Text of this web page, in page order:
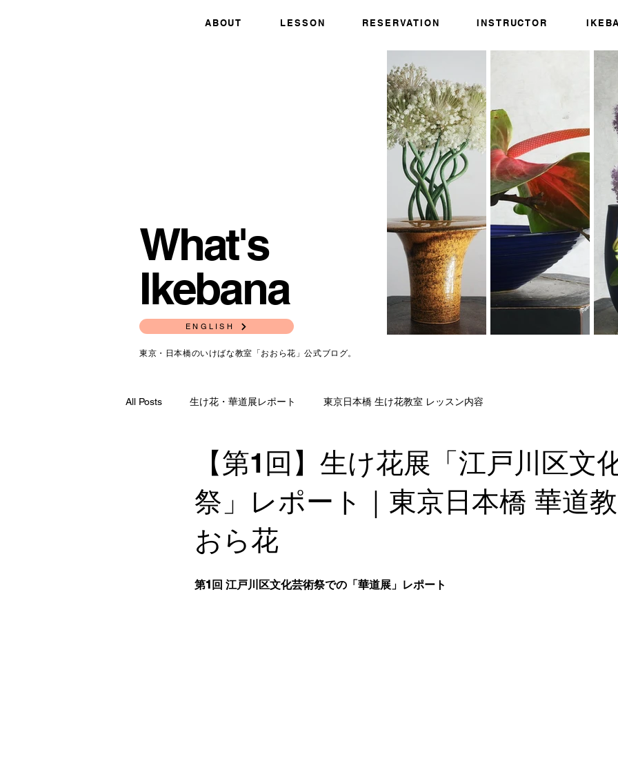
ABOUT LESSON RESERVATION INSTRUCTOR
What's
Ikebana
ENGLISH
東京・日本橋のいけばな教室「おおら花」公式ブログ。
All Posts 生け花・華道展レポート 東京日本橋 生け花教室 レッスン内容
【第1回】生け花展「江戸川区文
祭」レポート｜東京日本橋 華道
おら花
第1回 江戸川区文化芸術祭での「華道展」レポート